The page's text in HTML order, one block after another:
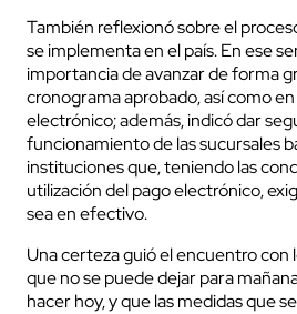
También reflexionó sobre el
se implementa en el país. En ese
importancia de avanzar de forma
cronograma aprobado, así como
electrónico; además, indicó dar
funcionamiento de las sucursales
instituciones que, teniendo las
utilización del pago electrónico,
sea en efectivo.
Una certeza guió el encuentro con
que no se puede dejar para
hacer hoy, y que las medidas que